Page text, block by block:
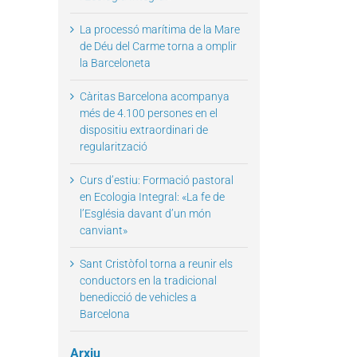
La processó marítima de la Mare
de Déu del Carme torna a omplir
la Barceloneta
Càritas Barcelona acompanya
més de 4.100 persones en el
dispositiu extraordinari de
regularització
Curs d’estiu: Formació pastoral
en Ecologia Integral: «La fe de
l’Església davant d’un món
canviant»
Sant Cristòfol torna a reunir els
conductors en la tradicional
benedicció de vehicles a
Barcelona
Arxiu